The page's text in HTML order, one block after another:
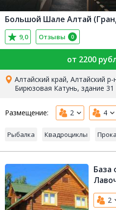
Большой Шале Алтай
9,0 Отзывы 0
от 2200
Алтайский край, Алтайский
Бирюзовая Катунь, здание 31
Размещение: 2 4
Рыбалка Квадроциклы
База
2